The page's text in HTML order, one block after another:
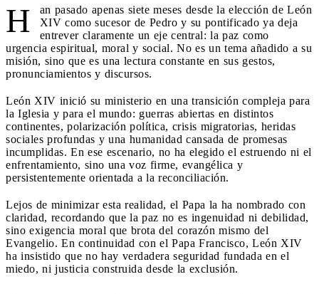
H
an pasado apenas siete meses desde la elección de León
XIV como sucesor de Pedro y su pontificado ya deja
entrever claramente un eje central: la paz como
urgencia espiritual, moral y social. No es un tema añadido a su
misión, sino que es una lectura constante en sus gestos,
pronunciamientos y discursos.
León XIV inició su ministerio en una transición compleja para
la Iglesia y para el mundo: guerras abiertas en distintos
continentes, polarización política, crisis migratorias, heridas
sociales profundas y una humanidad cansada de promesas
incumplidas. En ese escenario, no ha elegido el estruendo ni el
enfrentamiento, sino una voz firme, evangélica y
persistentemente orientada a la reconciliación.
Lejos de minimizar esta realidad, el Papa la ha nombrado con
claridad, recordando que la paz no es ingenuidad ni debilidad,
sino exigencia moral que brota del corazón mismo del
Evangelio. En continuidad con el Papa Francisco, León XIV
ha insistido que no hay verdadera seguridad fundada en el
miedo, ni justicia construida desde la exclusión.